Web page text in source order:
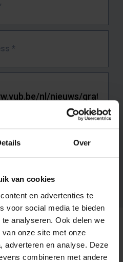
Over
van cookies
en advertenties te
voor social media te bieden
analyseren. Ook delen we
onze site met onze
adverteren en analyse. Deze
combineren met andere
*
where you encountered the error.